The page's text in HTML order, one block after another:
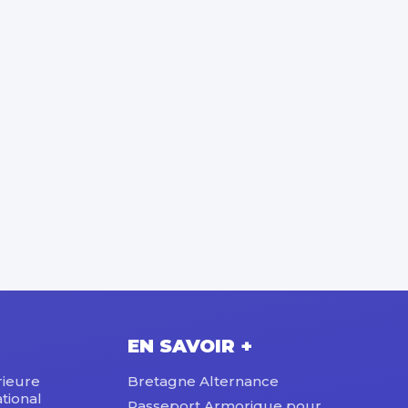
EN SAVOIR +
Bretagne Alternance